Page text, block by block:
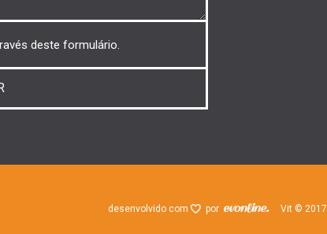
deste formulário.
desenvolvido com por Vit © 2017